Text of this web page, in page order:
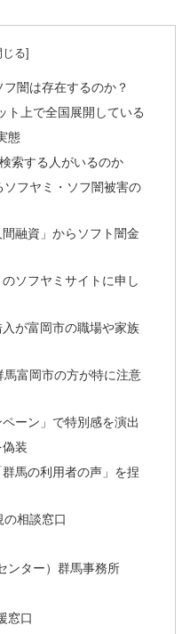
闇は存在するのか？
ト上で全国展開している
態
索する人がいるのか
フヤミ・ソフ闇被害の
融資」からソフト闇金
ソフヤミサイトに申し
が富岡市の職場や家族
富岡市の方が特に注意
ーン」で特別感を演出
装
馬の利用者の声」を捏
相談窓口
ンター）群馬事務所
窓口